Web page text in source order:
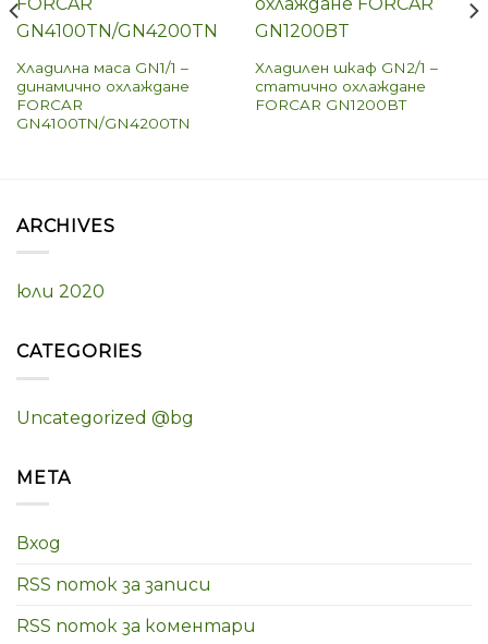
Хладилна маса GN1/1 –
динамично охлаждане
FORCAR
GN4100TN/GN4200TN
Хладилен шкаф GN2/1 –
статично охлаждане
FORCAR GN1200BT
ARCHIVES
юли 2020
CATEGORIES
Uncategorized @bg
META
Вход
RSS поток за записи
RSS поток за коментари